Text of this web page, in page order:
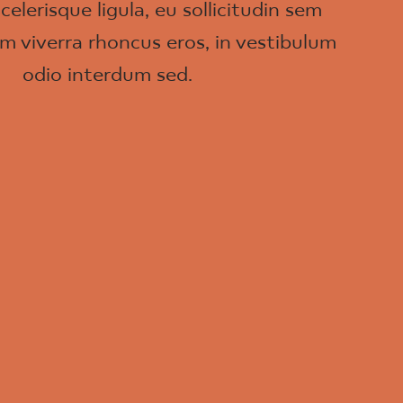
ligula, eu sollicitudin sem
viverra rhoncus eros, in vestibulum
odio interdum sed.